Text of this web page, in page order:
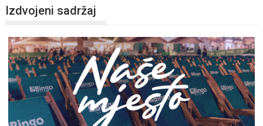
Izdvojeni sadržaj